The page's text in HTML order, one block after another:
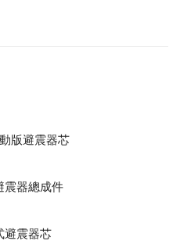
版避震器芯
震器總成件
避震器芯